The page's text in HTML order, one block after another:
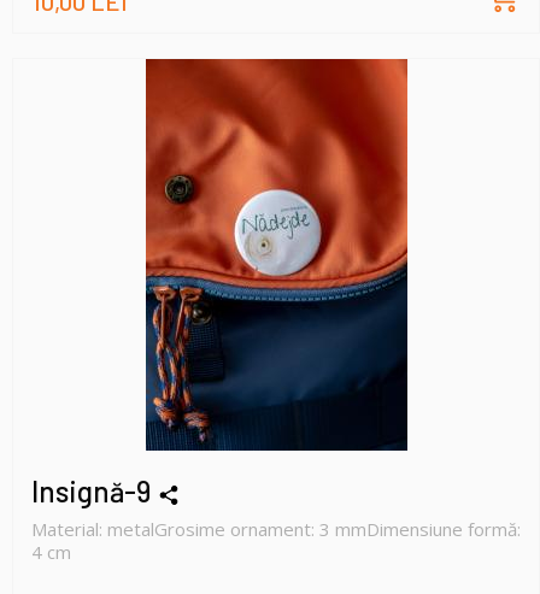
Insignă-9
Material: metalGrosime ornament: 3 mmDimensiune formă:
4 cm